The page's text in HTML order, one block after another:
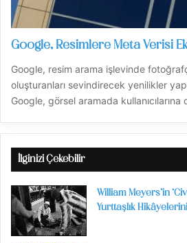
Google, Resimlere Meta Verisi
Google, resim arama işlevinde
oluşturanları sevindirecek yenilikler
Google, görsel aramada
İlginizi Çekebilir
William Meyers’in
Yurttaşlık